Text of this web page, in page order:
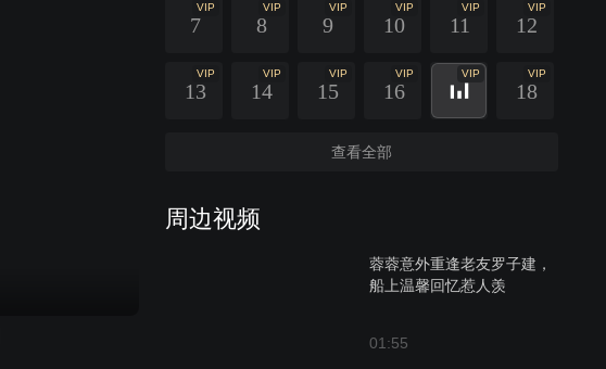
VIP
7
VIP
8
VIP
9
VIP
10
VIP
11
VIP
12
VIP
13
VIP
14
VIP
15
VIP
16
VIP VIP
18
查看全部
周边视频
蓉蓉意外重逢老友罗子建，
船上温馨回忆惹人羡
01:55